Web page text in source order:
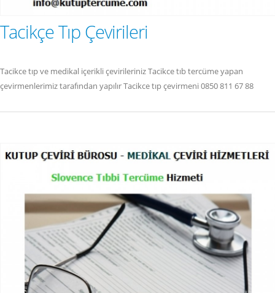
Tacikçe Tıp Çevirileri
Tacikce tıp ve medikal içerikli çevirileriniz Tacikce tıb tercüme yapan
çevirmenlerimiz tarafından yapılır Tacikce tıp çevirmeni 0850 811 67 88